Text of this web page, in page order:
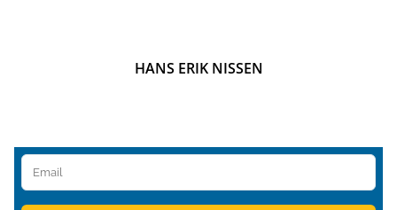
HANS ERIK NISSEN